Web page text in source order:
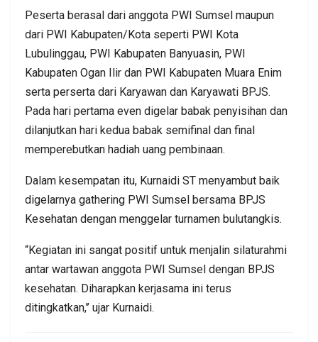
Peserta berasal dari anggota PWI Sumsel maupun
dari PWI Kabupaten/Kota seperti PWI Kota
Lubulinggau, PWI Kabupaten Banyuasin, PWI
Kabupaten Ogan Ilir dan PWI Kabupaten Muara Enim
serta perserta dari Karyawan dan Karyawati BPJS.
Pada hari pertama even digelar babak penyisihan dan
dilanjutkan hari kedua babak semifinal dan final
memperebutkan hadiah uang pembinaan.
Dalam kesempatan itu, Kurnaidi ST menyambut baik
digelarnya gathering PWI Sumsel bersama BPJS
Kesehatan dengan menggelar turnamen bulutangkis.
“Kegiatan ini sangat positif untuk menjalin silaturahmi
antar wartawan anggota PWI Sumsel dengan BPJS
kesehatan. Diharapkan kerjasama ini terus
ditingkatkan,’’ ujar Kurnaidi.